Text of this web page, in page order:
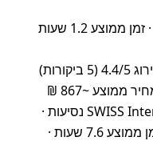
Air France – 145 נסיעות · זמן ממוצע 1.2 שעות
Vueling – 126 נסיעות · דירוג 4.4/5 (5 ביקורות)
SWISS International Airlines – 114 נסיעות ·
דירוג 4/5 (17 ביקורות) · זמן ממוצע 7.6 שעות ·